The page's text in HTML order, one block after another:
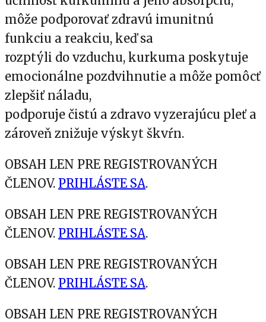
môže podporovať zdravú imunitnú
funkciu a reakciu, keď sa
rozptýli do vzduchu, kurkuma poskytuje
emocionálne pozdvihnutie a môže pomôcť
zlepšiť náladu,
podporuje čistú a zdravo vyzerajúcu pleť a
zároveň znižuje výskyt škvŕn.
OBSAH LEN PRE REGISTROVANÝCH
ČLENOV. PRIHLÁSTE SA.
OBSAH LEN PRE REGISTROVANÝCH
ČLENOV. PRIHLÁSTE SA.
OBSAH LEN PRE REGISTROVANÝCH
ČLENOV. PRIHLÁSTE SA.
OBSAH LEN PRE REGISTROVANÝCH